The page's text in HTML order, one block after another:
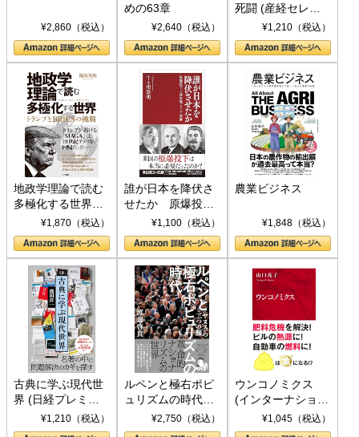
¥2,860（税込）
めの63章
¥2,640（税込）
死闘 (産経セレク
ト S 039)¥1,210（税込）
地政学理論で読む
多極化する世界：
トランプとBRICS
の挑戦
¥1,870（税込）
誰が日本を降伏さ
せたか 原爆投
下、ソ連参戦、そ
して聖断 (PHP新
書)
¥1,100（税込）
農業ビジネス
¥1,848（税込）
古典に学ぶ現代世
界 (日経プレミア
シリーズ)¥1,210（税込）
ルペンと極右ポピ
ュリズムの時代：
〈ヤヌス〉の二つ
の顔
¥2,750（税込）
ウンコノミクス
(インターナショナ
ル新書)¥1,045（税込）